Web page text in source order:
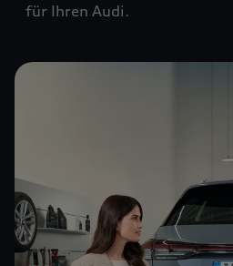
für Ihren Audi.